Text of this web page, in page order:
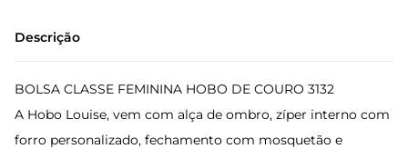
Descrição
BOLSA CLASSE FEMININA HOBO DE COURO 3132
A Hobo Louise, vem com alça de ombro, zíper interno com
forro personalizado, fechamento com mosquetão e